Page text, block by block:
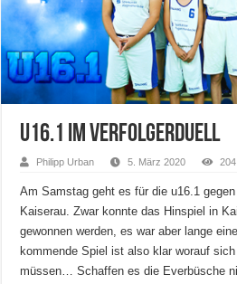
U16.1 im Verfolgerduell
Philipp Urban 5. März 2020
Am Samstag geht es für die u16.1
Kaiserau. Zwar konnte das Hinspiel in
gewonnen werden, es war aber lange
kommende Spiel ist also klar worauf
müssen… Schaffen es die Everbüsche